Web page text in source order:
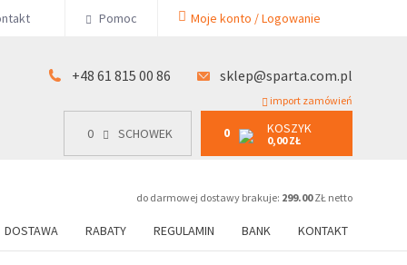
Pomoc Moje konto / Logowanie
+48 61 815 00 86 sklep@sparta.com.pl
import zamówień
0 SCHOWEK 0 KOSZYK
0,00 ZŁ
do darmowej dostawy brakuje: 299.00ZŁ netto
DOSTAWA RABATY REGULAMIN BANK KONTAKT
0 SCHOWEK 0 KOSZYK
0,00 ZŁ
00 86